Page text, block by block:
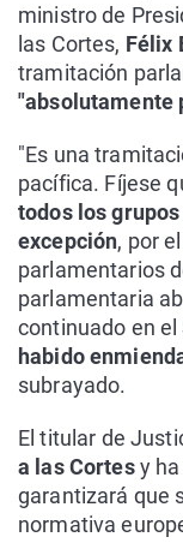
ministro de
las Cortes, Félix
tramitación
"absolutamente
"Es una
pacífica. Fíjese
todos los
excepción, por
parlamentarios
parlamentaria
continuado en el
habido
subrayado.
El titular de
a las Cortesy
garantizará que
normativa